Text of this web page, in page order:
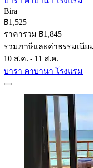
Bira
฿1,525
ราคารวม ฿1,845
รวมภาษีและค่าธรรมเนียม
10 ส.ค. - 11 ส.ค.
บารา คาบานา โรงแรม